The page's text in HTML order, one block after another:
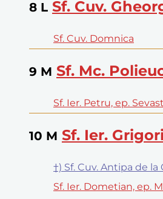
8 L Sf. Cuv.
Sf. Cuv. Domnica
9 M Sf. Mc.
Sf. Ier. Petru, ep.
10 M Sf. Ier.
†) Sf. Cuv. Antipa de
Sf. Ier. Dometian, ep.